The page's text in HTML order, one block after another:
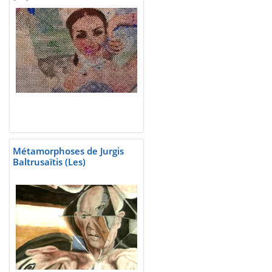
Métamorphoses de Jurgis
Baltrusaïtis (Les)